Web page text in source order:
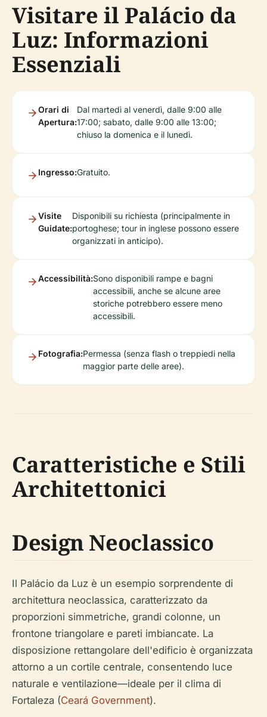
Visitare il Palácio da
Luz: Informazioni
Essenziali
Orari di
Apertura:
Dal martedì al venerdì, dalle 9:00 alle
17:00; sabato, dalle 9:00 alle 13:00;
chiuso la domenica e il lunedì.
Ingresso:Gratuito.
Visite
Guidate:
Disponibili su richiesta (principalmente in
portoghese; tour in inglese possono essere
organizzati in anticipo).
Accessibilità:Sono disponibili rampe e bagni
accessibili, anche se alcune aree
storiche potrebbero essere meno
accessibili.
Fotografia:Permessa (senza flash o treppiedi nella
maggior parte delle aree).
Caratteristiche e Stili
Architettonici
Design Neoclassico
Il Palácio da Luz è un esempio sorprendente di
architettura neoclassica, caratterizzato da
proporzioni simmetriche, grandi colonne, un
frontone triangolare e pareti imbiancate. La
disposizione rettangolare dell'edificio è organizzata
attorno a un cortile centrale, consentendo luce
naturale e ventilazione—ideale per il clima di
Fortaleza (Ceará Government).